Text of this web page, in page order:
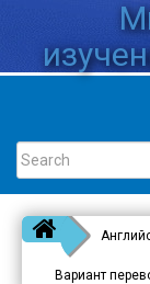
Вариант